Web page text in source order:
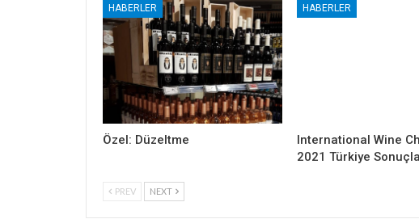
HABERLER
Özel: Düzeltme
HABERLER
International Wine
2021 Türkiye
PREV NEXT